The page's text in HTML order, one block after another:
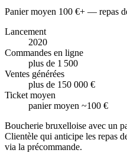
Panier moyen 100 €+ — repas
Lancement
2020
Commandes en ligne
plus de 1 500
Ventes générées
plus de 150 000 €
Ticket moyen
panier moyen ~100 €
Boucherie bruxelloise avec un
Clientèle qui anticipe les repas
via la précommande.